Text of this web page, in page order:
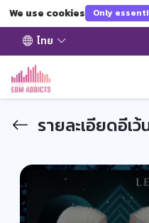
We use cookies Only
ไทย
รายละเอียดอีเว้